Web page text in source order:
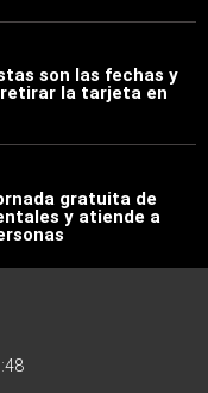
son las fechas y
la tarjeta en
gratuita de
y atiende a